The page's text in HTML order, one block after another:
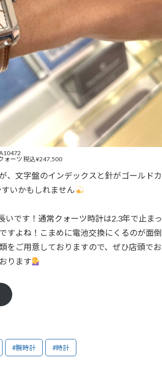
ォーツ 税込¥247,500
、文字盤のインデックスと針がゴールドカ
いかもしれません
いです！通常クォーツ時計は2.3年で止まっ
すよね！こまめに電池交換にくるのが面倒
をご用意しておりますので、ぜひ店頭でお
ります
#腕時計 #時計